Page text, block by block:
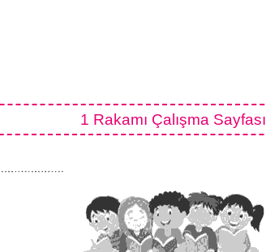
1 Rakamı Çalışma Sayfası